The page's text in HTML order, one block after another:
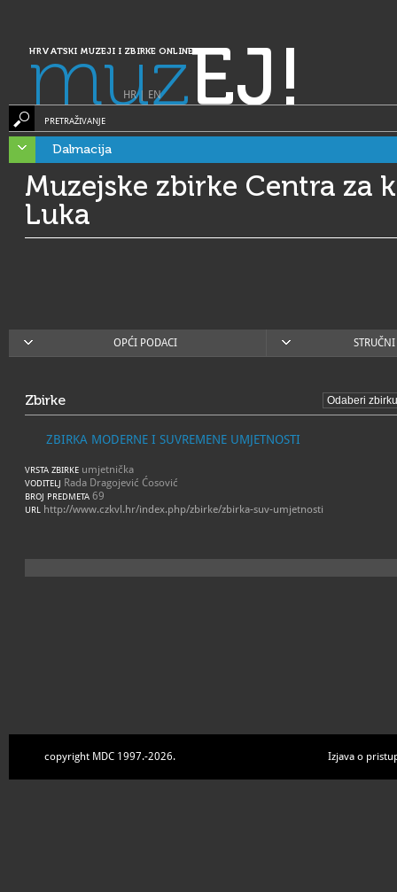
HRVATSKI MUZEJI I ZBIRKE ONLINE
muzEJ!
HR| EN
PRETRAŽIVANJE
Dalmacija
Muzejske zbirke Centra za
Luka
OPĆI PODACI
Zbirke
ZBIRKA MODERNE I SUVREMENE UMJETNOSTI
VRSTA ZBIRKE umjetnička
VODITELJ Rada Dragojević Ćosović
BROJ PREDMETA 69
URL http://www.czkvl.hr/index.php/zbirke/zbirka-suv-umjetnosti
copyright MDC 1997.-2026. Izjava o